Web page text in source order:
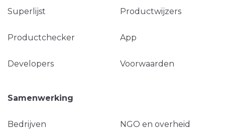
Superlijst Productwijzers
Productchecker App
Developers Voorwaarden
Samenwerking
Bedrijven NGO en overheid